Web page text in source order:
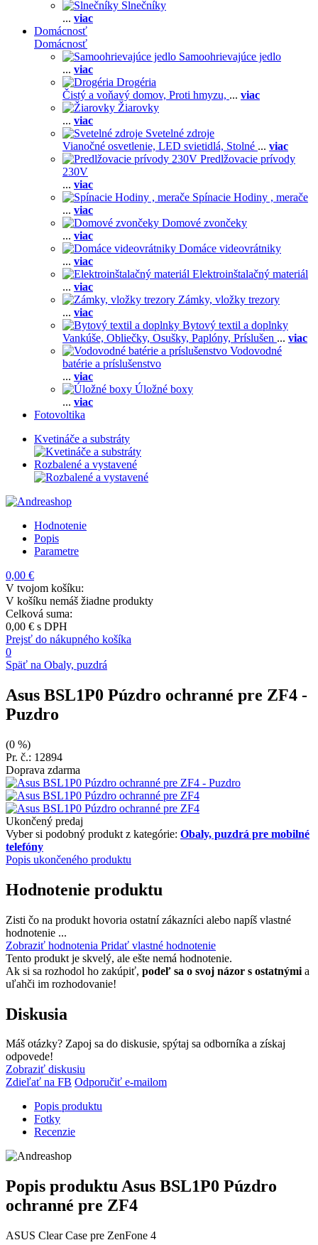
Slnečníky
... viac
Domácnosť
Domácnosť
Samoohrievajúce jedlo
... viac
Drogéria
Čistý a voňavý domov, Proti hmyzu, ... viac
Žiarovky
... viac
Svetelné zdroje
Vianočné osvetlenie, LED svietidlá, Stolné ... viac
Predlžovacie prívody
230V
... viac
Spínacie Hodiny , merače
... viac
Domové zvončeky
... viac
Domáce videovrátniky
... viac
Elektroinštalačný materiál
... viac
Zámky, vložky trezory
... viac
Bytový textil a doplnky
Vankúše, Obliečky, Osušky, Paplóny, Príslušen ... viac
Vodovodné
batérie a príslušenstvo
... viac
Úložné boxy
... viac
Fotovoltika
Kvetináče a substráty
Rozbalené a vystavené
Hodnotenie
Popis
Parametre
0,00 €
V tvojom košíku:
V košíku nemáš žiadne produkty
Celková suma:
0,00 € s DPH
Prejsť do nákupného košíka
0
Späť na Obaly, puzdrá
Asus BSL1P0 Púzdro ochranné pre ZF4 -
Puzdro
(0 %)
Pr. č.: 12894
Doprava zdarma
Ukončený predaj
Vyber si podobný produkt z kategórie: Obaly, puzdrá pre mobilné
telefóny
Popis ukončeného produktu
Hodnotenie produktu
Zisti čo na produkt hovoria ostatní zákazníci alebo napíš vlastné
hodnotenie ...
Zobraziť hodnotenia Pridať vlastné hodnotenie
Tento produkt je skvelý, ale ešte nemá hodnotenie.
Ak si sa rozhodol ho zakúpiť, podeľ sa o svoj názor s ostatnými a
uľahči im rozhodovanie!
Diskusia
Máš otázky? Zapoj sa do diskusie, spýtaj sa odborníka a získaj
odpovede!
Zobraziť diskusiu
Zdieľať na FB Odporučiť e-mailom
Popis produktu
Fotky
Recenzie
Popis produktuAsus BSL1P0 Púzdro
ochranné pre ZF4
ASUS Clear Case pre ZenFone 4